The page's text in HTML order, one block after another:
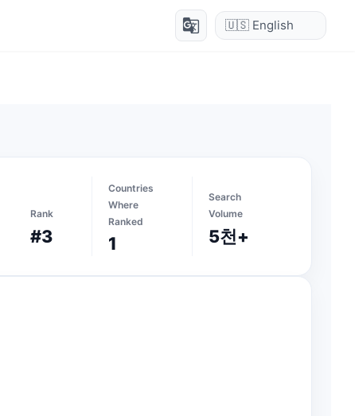
g_translate
Rank
#3
Countries
Where
Ranked
1
Search
Volume
5천+